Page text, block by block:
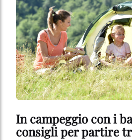
In campeggio con i
consigli per partire